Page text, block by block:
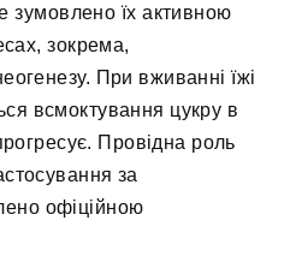
зумовлено їх активною
зокрема,
При вживанні їжі
всмоктування цукру в
Провідна роль
за
офіційною